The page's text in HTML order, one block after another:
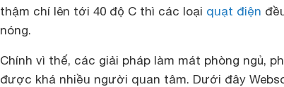
thậm chí lên tới 40 độ C thì các loại quạt điện
nóng.
Chính vì thế, các giải pháp làm mát phòng ngủ,
được khá nhiều người quan tâm. Dưới đây